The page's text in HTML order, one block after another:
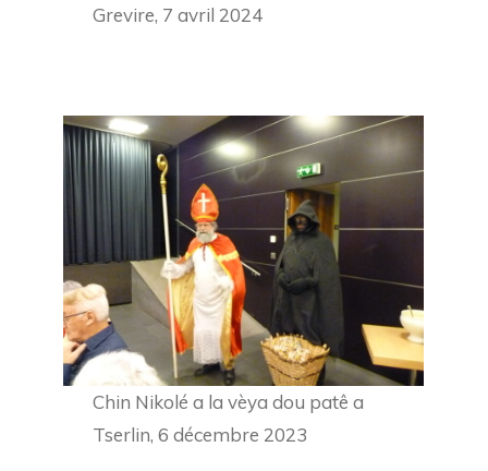
Grevire, 7 avril 2024
Chin Nikolé a la vèya dou patê a
Tserlin, 6 décembre 2023